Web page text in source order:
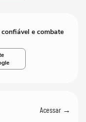
e combate
Acessar →